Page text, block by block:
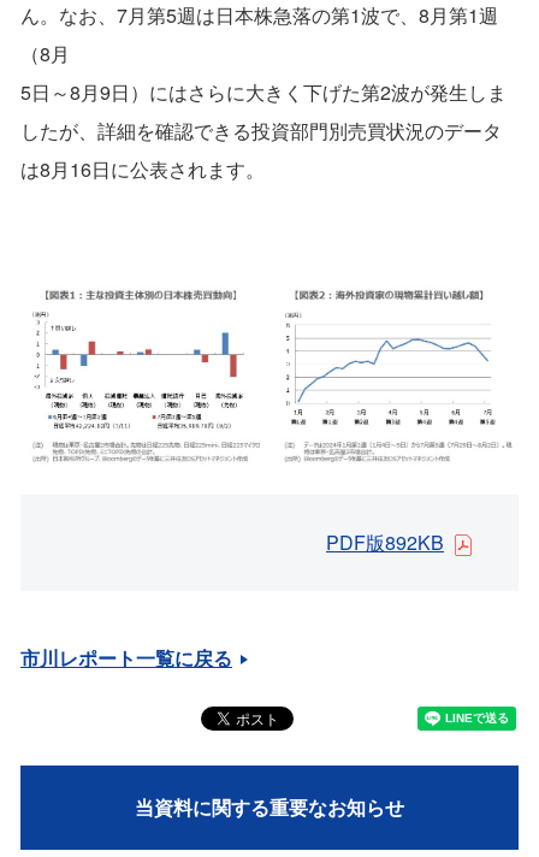
ん。なお、7月第5週は日本株急落の第1波で、8月第1週
（8月
5日～8月9日）にはさらに大きく下げた第2波が発生しま
したが、詳細を確認できる投資部門別売買状況のデータ
は8月16日に公表されます。
PDF版892KB
市川レポート一覧に戻る
当資料に関する重要なお知らせ